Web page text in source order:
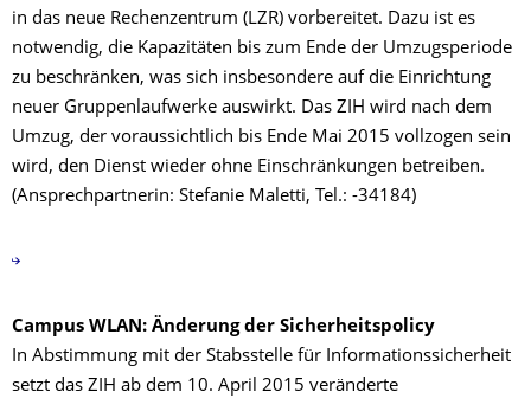
in das neue Rechenzentrum (LZR) vorbereitet. Dazu ist es
notwendig, die Kapazitäten bis zum Ende der Umzugsperiode
zu beschränken, was sich insbesondere auf die Einrichtung
neuer Gruppenlaufwerke auswirkt. Das ZIH wird nach dem
Umzug, der voraussichtlich bis Ende Mai 2015 vollzogen sein
wird, den Dienst wieder ohne Einschränkungen betreiben.
(Ansprechpartnerin: Stefanie Maletti, Tel.: -34184)
Campus WLAN: Änderung der Sicherheitspolicy
In Abstimmung mit der Stabsstelle für Informationssicherheit
setzt das ZIH ab dem 10. April 2015 veränderte